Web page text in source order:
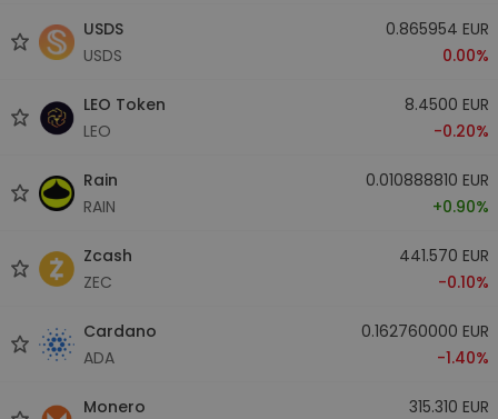
USDS
USDS
0.865954 EUR
0.00%
LEO Token
LEO
8.4500 EUR
-0.20%
Rain
RAIN
0.010888810 EUR
+0.90%
Zcash
ZEC
441.570 EUR
-0.10%
Cardano
ADA
0.162760000 EUR
-1.40%
Monero
315.310 EUR